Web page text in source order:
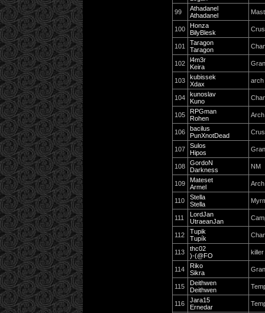
99
Athadanel
Athadanel
100
Honza
BilyBlesk
101
Taragon
Taragon
102
l4m3r
Keira
103
kubissek
Xdax
arch
104
kunoslav
Kuno
105
RPGman
Rohen
106
bacilus
PunXnotDead
107
Sulos
Hipos
108
GordoN
Darkness
NM
109
Mateset
Armel
110
Stella
Stella
111
LordJan
UtraeanJan
112
Tupik
Tupík
113
thc02
)-(@FO
killer
114
Riko
Sikra
115
Deithwen
Deithwen
116
Jara15
Ernedar